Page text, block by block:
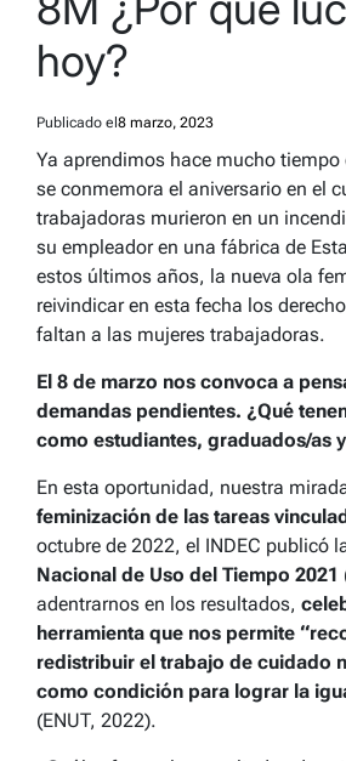
time
hoy?
Publicado el 8 marzo, 2023
Ya aprendimos hace mucho tiempo
se conmemora el aniversario en el
trabajadoras murieron en un
su empleador en una fábrica de
estos últimos años, la nueva ola
reivindicar en esta fecha los
faltan a las mujeres trabajadoras.
El 8 de marzo nos convoca a
demandas pendientes. ¿Qué
como estudiantes, graduados/as
En esta oportunidad, nuestra
feminización de las tareas
octubre de 2022, el INDEC publicó
Nacional de Uso del Tiempo 2021
adentrarnos en los resultados,
herramienta que nos permite
redistribuir el trabajo de cuidado
como condición para lograr la
(ENUT, 2022).